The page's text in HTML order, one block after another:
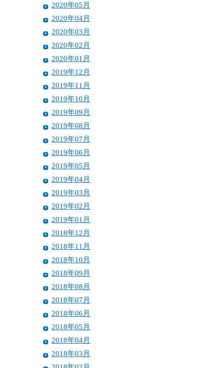
2020年05月
2020年04月
2020年03月
2020年02月
2020年01月
2019年12月
2019年11月
2019年10月
2019年09月
2019年08月
2019年07月
2019年06月
2019年05月
2019年04月
2019年03月
2019年02月
2019年01月
2018年12月
2018年11月
2018年10月
2018年09月
2018年08月
2018年07月
2018年06月
2018年05月
2018年04月
2018年03月